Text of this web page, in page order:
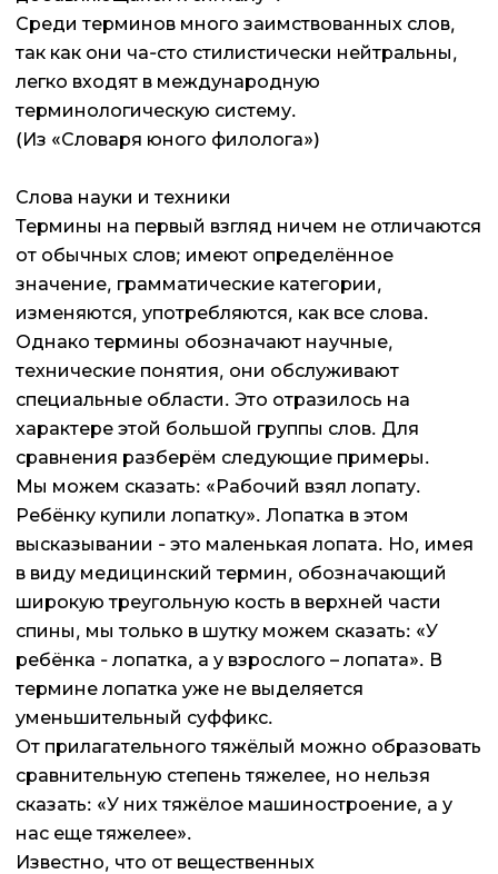
Среди терминов много заимствованных слов,
так как они ча-сто стилистически нейтральны,
легко входят в международную
терминологическую систему.
(Из «Словаря юного филолога»)
Слова науки и техники
Термины на первый взгляд ничем не отличаются
от обычных слов; имеют определённое
значение, грамматические категории,
изменяются, употребляются, как все слова.
Однако термины обозначают научные,
технические понятия, они обслуживают
специальные области. Это отразилось на
характере этой большой группы слов. Для
сравнения разберём следующие примеры.
Мы можем сказать: «Рабочий взял лопату.
Ребёнку купили лопатку». Лопатка в этом
высказывании - это маленькая лопата. Но, имея
в виду медицинский термин, обозначающий
широкую треугольную кость в верхней части
спины, мы только в шутку можем сказать: «У
ребёнка - лопатка, а у взрослого – лопата». В
термине лопатка уже не выделяется
уменьшительный суффикс.
От прилагательного тяжёлый можно образовать
сравнительную степень тяжелее, но нельзя
сказать: «У них тяжёлое машиностроение, а у
нас еще тяжелее».
Известно, что от вещественных